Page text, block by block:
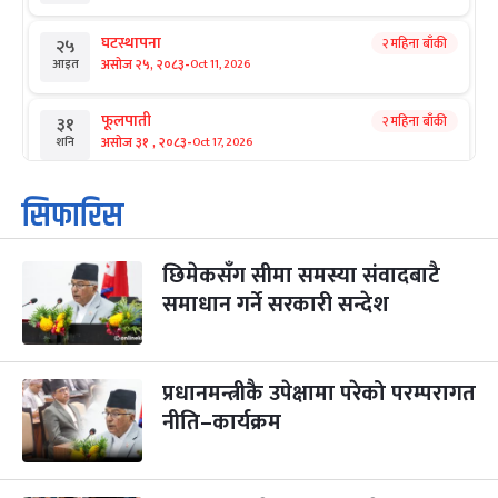
२५
आइत
घटस्थापना
असोज २५, २०८३-Oct 11, 2026
२ महिना बाँकी
३१
शनि
फूलपाती
असोज ३१ , २०८३-Oct 17, 2026
२ महिना बाँकी
१
आइत
कार्तिक सङ्क्रान्ति
कार्तिक १, २०८३
३
मंगल
महानवमी
कार्तिक ३, २०८३-Oct 20, 2026
२ महिना बाँकी
४
बुध कार्तिक ४, २०८३ Oct 21, 2026
५
बिहि
पापा‌ङ्कुशा एकादशी व्रत
कार्तिक ५, २०८३
सिफारिस
छिमेकसँग सीमा समस्या संवादबाटै
समाधान गर्ने सरकारी सन्देश
प्रधानमन्त्रीकै उपेक्षामा परेको परम्परागत
नीति–कार्यक्रम